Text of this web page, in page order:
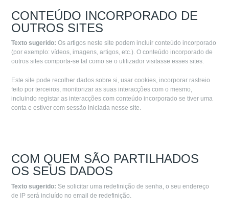
CONTEÚDO INCORPORADO DE
OUTROS SITES
Texto sugerido:Os artigos neste site podem incluir conteúdo incorporado
(por exemplo: vídeos, imagens, artigos, etc.). O conteúdo incorporado de
outros sites comporta-se tal como se o utilizador visitasse esses sites.
Este site pode recolher dados sobre si, usar cookies, incorporar rastreio
feito por terceiros, monitorizar as suas interacções com o mesmo,
incluindo registar as interacções com conteúdo incorporado se tiver uma
conta e estiver com sessão iniciada nesse site.
COM QUEM SÃO PARTILHADOS
OS SEUS DADOS
Texto sugerido: Se solicitar uma redefinição de senha, o seu endereço
de IP será incluído no email de redefinição.